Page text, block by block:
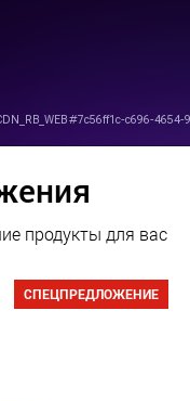
продукты для вас
СПЕЦПРЕДЛОЖЕНИЕ